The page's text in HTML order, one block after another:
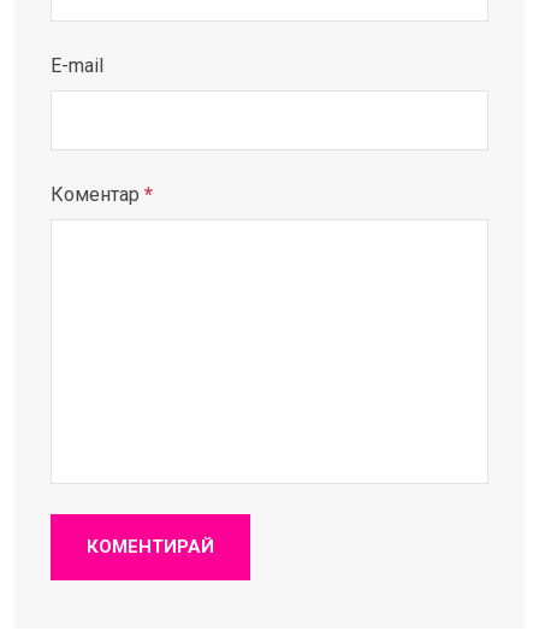
E-mail
Коментар *
КОМЕНТИРАЙ